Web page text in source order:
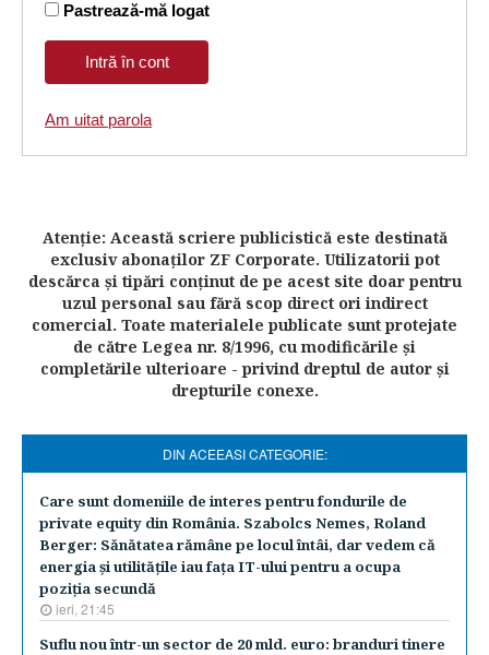
Pastrează-mă logat
Am uitat parola
Atenţie: Această scriere publicistică este destinată
exclusiv abonaţilor ZF Corporate. Utilizatorii pot
descărca şi tipări conţinut de pe acest site doar pentru
uzul personal sau fără scop direct ori indirect
comercial. Toate materialele publicate sunt protejate
de către Legea nr. 8/1996, cu modificările şi
completările ulterioare - privind dreptul de autor şi
drepturile conexe.
DIN ACEEASI CATEGORIE:
Care sunt domeniile de interes pentru fondurile de
private equity din România. Szabolcs Nemes, Roland
Berger: Sănătatea rămâne pe locul întâi, dar vedem că
energia şi utilităţile iau faţa IT-ului pentru a ocupa
poziţia secundă
ieri, 21:45
Suflu nou într-un sector de 20 mld. euro: branduri tinere